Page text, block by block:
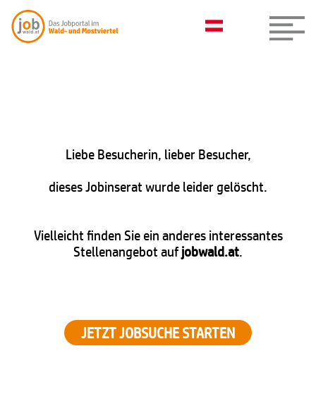
Liebe Besucherin, lieber Besucher,
dieses Jobinserat wurde leider gelöscht.
Vielleicht finden Sie ein anderes interessantes
Stellenangebot aufjobwald.at.
JETZT JOBSUCHE STARTEN